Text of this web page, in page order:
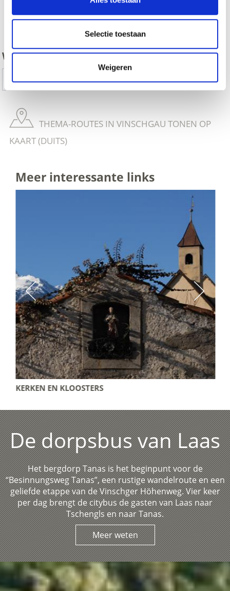
Selectie toestaan
Weigeren
zurück
WAS DE INHOUD NUTTIG VOOR U?
Ja
No
THEMA-ROUTES IN VINSCHGAU TONEN OP
KAART (DUITS)
Meer interessante links
KERKEN EN KLOOSTERS
De dorpsbus van Laas
Het bergdorp Tanas is het beginpunt voor de
“Besinnungsweg Tanas”, een rustige wandelroute en een
geliefde etappe van de Vinschger Höhenweg. Vier keer
per dag brengt de citybus de gasten van Laas naar
Tschengls en naar Tanas.
Meer weten